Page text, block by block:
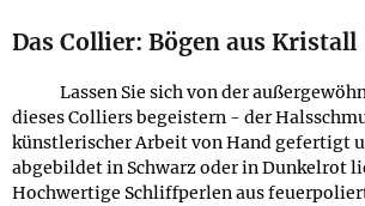
Das Collier: Bögen aus Kristall
Lassen Sie sich von der
dieses Colliers begeistern - der
künstlerischer Arbeit von Hand gefertigt
abgebildet in Schwarz oder in Dunkelrot
Hochwertige Schliffperlen aus